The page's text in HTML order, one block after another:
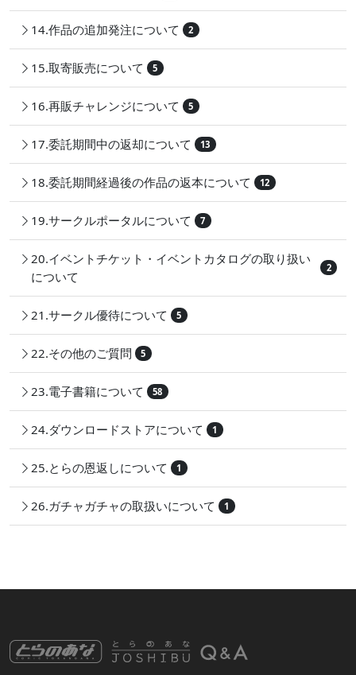
14.作品の追加発注について 2
15.取寄販売について 5
16.再販チャレンジについて 5
17.委託期間中の返却について 13
18.委託期間経過後の作品の返本について 12
19.サークルポータルについて 7
20.イベントチケット・イベントカタログの取り扱い
について
2
21.サークル優待について 5
22.その他のご質問 5
23.電子書籍について 58
24.ダウンロードストアについて 1
25.とらの恩返しについて 1
26.ガチャガチャの取扱いについて 1